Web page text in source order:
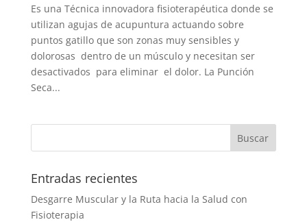
Es una Técnica innovadora fisioterapéutica donde se
utilizan agujas de acupuntura actuando sobre
puntos gatillo que son zonas muy sensibles y
dolorosas dentro de un músculo y necesitan ser
desactivados para eliminar el dolor. La Punción
Seca...
Entradas recientes
Desgarre Muscular y la Ruta hacia la Salud con
Fisioterapia